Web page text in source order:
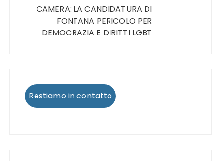
CAMERA: LA CANDIDATURA DI
FONTANA PERICOLO PER
DEMOCRAZIA E DIRITTI LGBT
Restiamo in contatto